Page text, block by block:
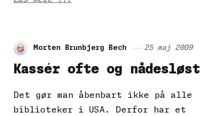
Morten Brunbjerg Bech 25 maj 2009
Kassér ofte og nådesløst
Det gør man åbenbart ikke på alle
biblioteker i USA. Derfor har et